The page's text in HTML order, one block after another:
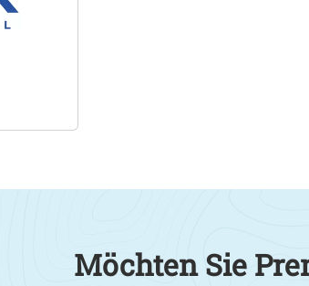
Möchten Sie